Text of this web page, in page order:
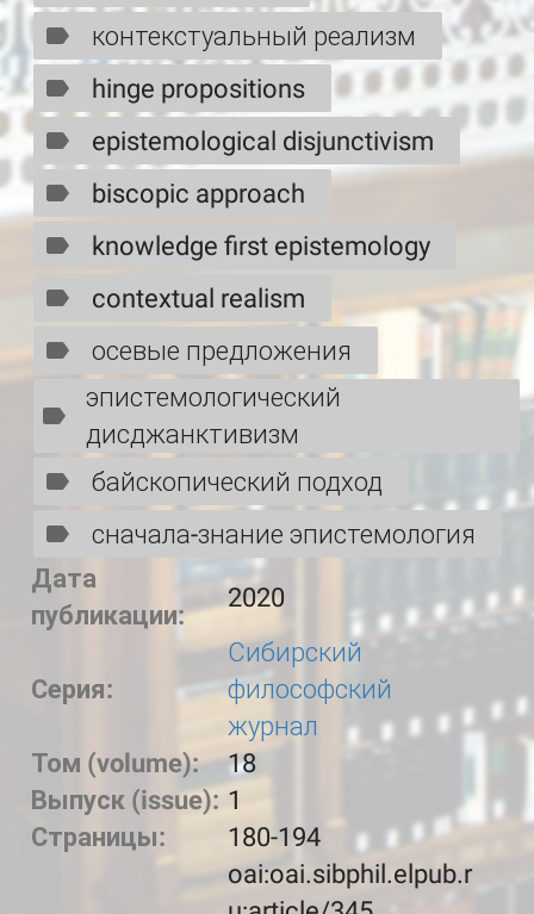
контекстуальный реализм
hinge propositions
epistemological disjunctivism
biscopic approach
knowledge first epistemology
contextual realism
осевые предложения
эпистемологический
дисджанктивизм
байскопический подход
сначала-знание эпистемология
Дата
публикации:
2020
Серия:
Сибирский
философский
журнал
Том (volume):
18
Выпуск (issue): 1
Страницы:
180-194
oai:oai.sibphil.elpub.r